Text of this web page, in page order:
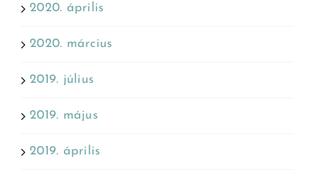
2020. április
2020. március
2019. július
2019. május
2019. április